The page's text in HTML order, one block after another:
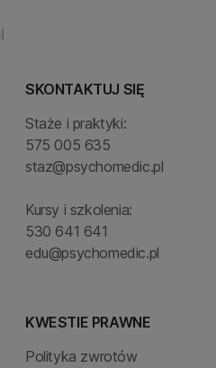
SKONTAKTUJ SIĘ
Staże i praktyki:
575 005 635
staz@psychomedic.pl
Kursy i szkolenia:
530 641 641
edu@psychomedic.pl
KWESTIE PRAWNE
Polityka zwrotów